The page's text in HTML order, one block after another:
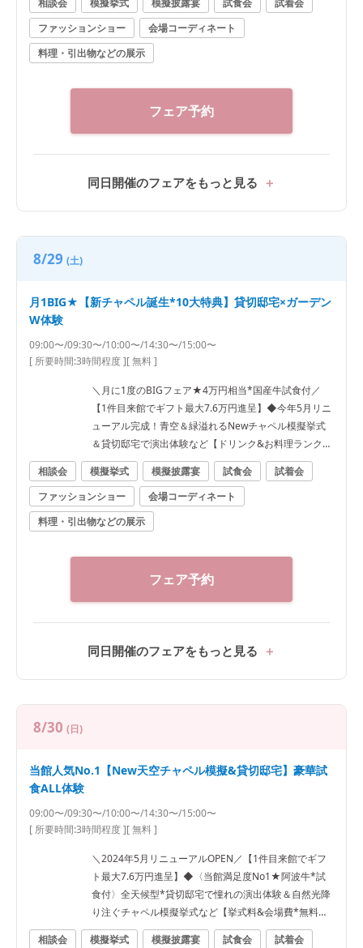
相談会 模擬挙式 模擬披露宴 試食会
試着会
ファッションショー
会場コーディネート
料理・引出物などの展示
フェア予約
同日開催のフェアをもっと見る
8/29 (土)
月1BIG★【新チャペル誕生*10大特典】貸切邸宅×ガーデン
W体験
09:00〜/09:30〜/10:00〜/14:30〜/15:00〜
[ 所要時間:3時間程度][ 無料 ]
＼月に1度のBIGフェア★4万円相当*国産牛試食付／
【1件目来館でギフト最大7.6万円進呈】◆今年5月リニ
ューアル完成！青空＆緑溢れるNewチャペル模擬挙式
＆貸切邸宅で演出体験など【ドリンク&お料理ランクU
Pなど最大120万円優待】
相談会 模擬挙式 模擬披露宴 試食会
試着会
ファッションショー
会場コーディネート
料理・引出物などの展示
フェア予約
同日開催のフェアをもっと見る
8/30 (日)
当館人気No.1【New天空チャペル模擬&貸切邸宅】豪華試
食ALL体験
09:00〜/09:30〜/10:00〜/14:30〜/15:00〜
[ 所要時間:3時間程度][ 無料 ]
＼2024年5月リニューアルOPEN／【1件目来館でギフ
ト最大7.6万円進呈】◆〈当館満足度No1★阿波牛*試
食付〉全天候型*貸切邸宅で憧れの演出体験＆自然光降
り注ぐチャペル模擬挙式など【挙式料&会場費*無料な
ど最大120万円優待】
相談会 模擬挙式 模擬披露宴 試食会
試着会